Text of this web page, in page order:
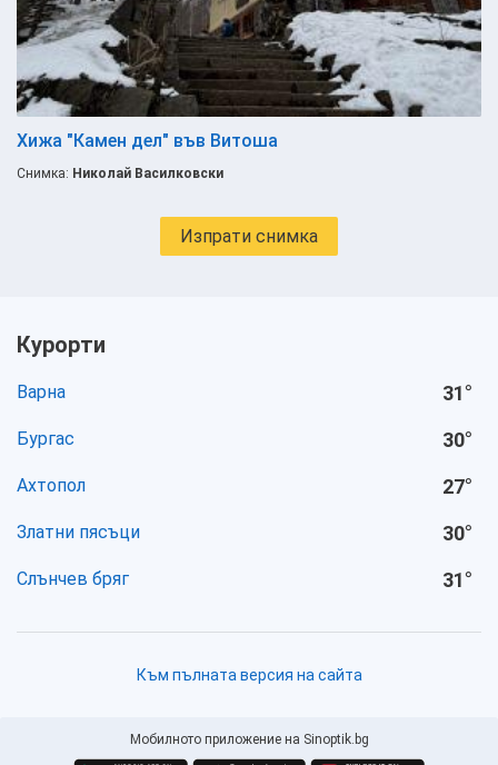
Хижа "Камен дел" във Витоша
Снимка: Николай Василковски
Изпрати снимка
Курорти
Варна 31°
Бургас 30°
Ахтопол 27°
Златни пясъци 30°
Слънчев бряг 31°
Към пълната версия на сайта
Мобилното приложение на Sinoptik.bg